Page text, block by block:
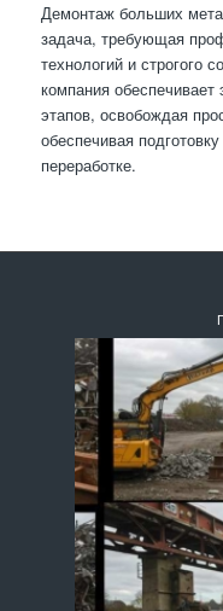
Демонтаж больших
задача, требующая
технологий и строгого
компания
этапов, освобождая
обеспечивая
переработке.